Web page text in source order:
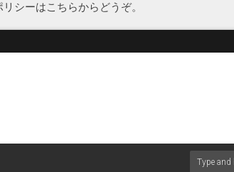
シーはこちらからどうぞ。